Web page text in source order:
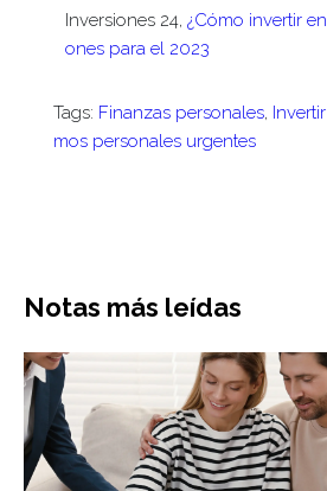
Inversiones 24, ¿Cómo invertir
ones para el 2023
Tags: Finanzas personales,
mos personales urgentes
Notas más leídas